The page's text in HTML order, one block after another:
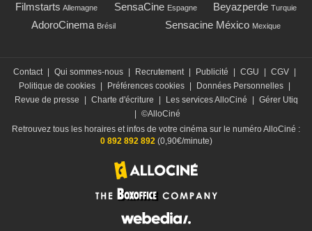
Filmstarts Allemagne SensaCine Espagne Beyazperde Turquie
AdoroCinema Brésil Sensacine México Mexique
Contact Qui sommes-nous Recrutement Publicité CGU CGV
Politique de cookies
Préférences cookies Données Personnelles
Revue de presse
Charte d'écriture Les services AlloCiné
Gérer Utiq
©AlloCiné
Retrouvez tous les horaires et infos de votre cinéma sur le numéro AlloCiné :
0 892 892 892(0,90€/minute)